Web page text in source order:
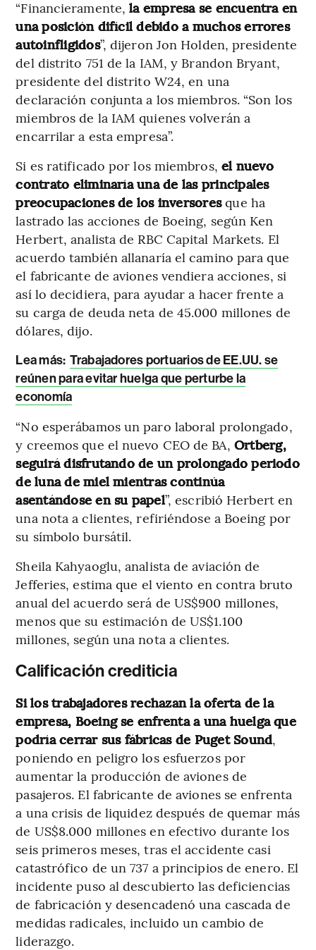
“Financieramente,la empresa se encuentra en
una posición difícil debido a muchos errores
autoinfligidos”, dijeron Jon Holden, presidente
del distrito 751 de la IAM, y Brandon Bryant,
presidente del distrito W24, en una
declaración conjunta a los miembros. “Son los
miembros de la IAM quienes volverán a
encarrilar a esta empresa”.
Si es ratificado por los miembros, el nuevo
contrato eliminaría una de las principales
preocupaciones de los inversoresque ha
lastrado las acciones de Boeing, según Ken
Herbert, analista de RBC Capital Markets. El
acuerdo también allanaría el camino para que
el fabricante de aviones vendiera acciones, si
así lo decidiera, para ayudar a hacer frente a
su carga de deuda neta de 45.000 millones de
dólares, dijo.
Lea más: Trabajadores portuarios de EE.UU. se
reúnen para evitar huelga que perturbe la
economía
“No esperábamos un paro laboral prolongado,
y creemos que el nuevo CEO de BA, Ortberg,
seguirá disfrutando de un prolongado periodo
de luna de miel mientras continúa
asentándose en su papel”, escribió Herbert en
una nota a clientes, refiriéndose a Boeing por
su símbolo bursátil.
Sheila Kahyaoglu, analista de aviación de
Jefferies, estima que el viento en contra bruto
anual del acuerdo será de US$900 millones,
menos que su estimación de US$1.100
millones, según una nota a clientes.
Calificación crediticia
Si los trabajadores rechazan la oferta de la
empresa, Boeing se enfrenta a una huelga que
podría cerrar sus fábricas de Puget Sound,
poniendo en peligro los esfuerzos por
aumentar la producción de aviones de
pasajeros. El fabricante de aviones se enfrenta
a una crisis de liquidez después de quemar más
de US$8.000 millones en efectivo durante los
seis primeros meses, tras el accidente casi
catastrófico de un 737 a principios de enero. El
incidente puso al descubierto las deficiencias
de fabricación y desencadenó una cascada de
medidas radicales, incluido un cambio de
liderazgo.